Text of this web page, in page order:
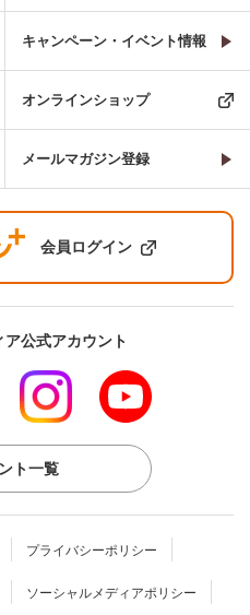
キャンペーン・イベント情報
オンラインショップ
メールマガジン登録
会員ログイン
ア公式アカウント
ト一覧
プライバシーポリシー
ソーシャルメディアポリシー